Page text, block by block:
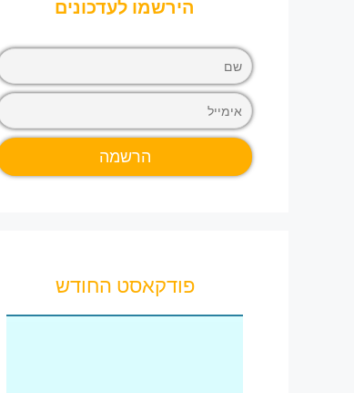
הירשמו לעדכונים
פודקאסט החודש